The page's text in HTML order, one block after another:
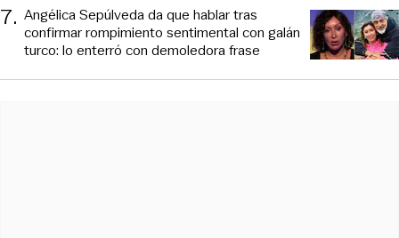
7. Angélica Sepúlveda da que hablar tras
confirmar rompimiento sentimental con galán
turco: lo enterró con demoledora frase